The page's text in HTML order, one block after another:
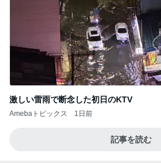
激しい雷雨で断念した初日のKTV
Amebaトピックス 1日前
記事を読む